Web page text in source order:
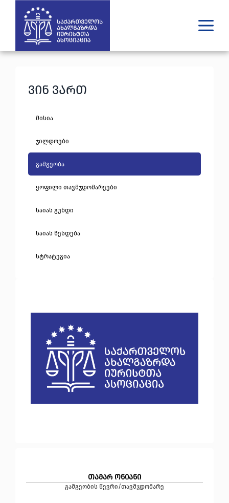
ვინ ვართ
მისია
ჯილდოები
გამგეობა
ყოფილი თავმჯდომარეები
საიას გუნდი
საიას წესდება
სტრატეგია
თამარ ონიანი
გამგეობის წევრი/თავმჯდომარე